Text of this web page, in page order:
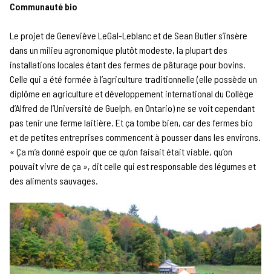
Communauté bio
Le projet de Geneviève LeGal-Leblanc et de Sean Butler s’insère
dans un milieu agronomique plutôt modeste, la plupart des
installations locales étant des fermes de pâturage pour bovins.
Celle qui a été formée à l’agriculture traditionnelle (elle possède un
diplôme en agriculture et développement international du Collège
d’Alfred de l’Université de Guelph, en Ontario) ne se voit cependant
pas tenir une ferme laitière. Et ça tombe bien, car des fermes bio
et de petites entreprises commencent à pousser dans les environs.
« Ça m’a donné espoir que ce qu’on faisait était viable, qu’on
pouvait vivre de ça », dit celle qui est responsable des légumes et
des aliments sauvages.